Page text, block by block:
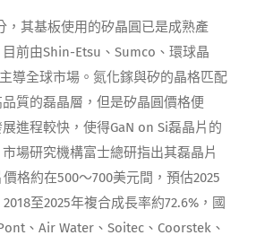
，其基板使用的矽晶圓已是成熟產
前由Shin-Etsu、Sumco、環球晶
導全球市場。氮化鎵與矽的晶格匹配
質的磊晶層，但是矽晶圓價格便
進程較快，使得GaN on Si磊晶片的
場研究機構富士總研指出其磊晶片
格約在500～700美元間，預估2025
至2025年複合成長率約72.6%，國
、Air Water、Soitec、Coorstek、